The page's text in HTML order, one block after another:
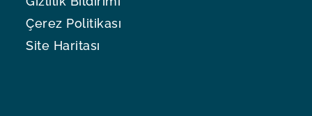
Çerez Politikası
Site Haritası